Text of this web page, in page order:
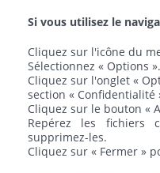
Si vous utilisez le
Cliquez sur l'icône du
Sélectionnez « Options ».
Cliquez sur l'onglet «
section « Confidentialité
Cliquez sur le bouton «
Repérez les fichiers
supprimez-les.
Cliquez sur « Fermer »